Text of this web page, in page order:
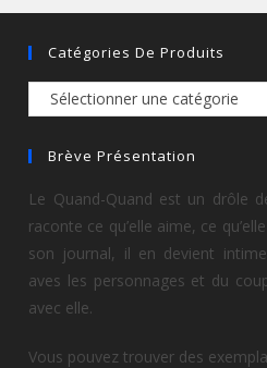
Catégories De Produits
Brève Présentation
Le Quand-Quand est un drôle
raconte ce qu’elle aime, ce
son journal, il en devient
aves les personnages et du
avec elle.
Vous pouvez trouver des